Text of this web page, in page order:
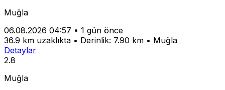
Muğla
06.08.2026 04:57 • 1 gün önce
36.9 km uzaklıkta • Derinlik: 7.90 km • Muğla
Detaylar
2.8
Muğla